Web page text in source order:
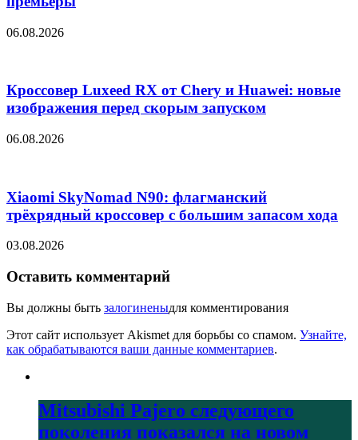
06.08.2026
Кроссовер Luxeed RX от Chery и Huawei: новые
изображения перед скорым запуском
06.08.2026
Xiaomi SkyNomad N90: флагманский
трёхрядный кроссовер с большим запасом хода
03.08.2026
Оставить комментарий
Вы должны быть залогиненыдля комментирования
Этот сайт использует Akismet для борьбы со спамом. Узнайте,
как обрабатываются ваши данные комментариев.
Mitsubishi Pajero следующего
поколения показался на новом